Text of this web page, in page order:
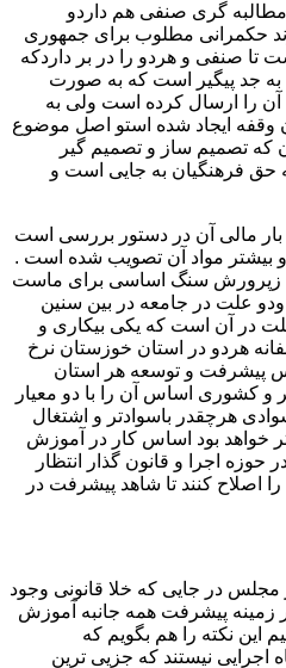
مطالبه گری صنفی هم داردو
حکمرانی مطلوب برای جمهوری
صنفی و هردو را در بر داردکه
جد پیگیر است که به صورت
را ارسال کرده است ولی به
وقفه ایجاد شده استو اصل موضوع
که تصمیم ساز و تصمیم گیر
حق فرهنگیان به جایی است و
بار مالی آن در دستور بررسی است
بیشتر مواد آن تصویب شده است .
زپرورش سنگ اساسی برای ماست
علت در جامعه در بین سنین
علت در آن است که یکی بیکاری و
هردو در استان خوزستان نرخ
پیشرفت و توسعه هر استان
و کشوری اساس آن را با دو معیار
هرچقدر باسوادتر و اشتغال
خواهد بود اساس کار در آموزش
اجرا و قانون گذار انتظار
اصلاح کنند تا شاهد پیشرفت در
مجلس در جایی که خلا قانونی وجود
زمینه پیشرفت همه جانبه آموزش
این نکته را هم بگویم که
اجرایی نیستند که جزیی ترین